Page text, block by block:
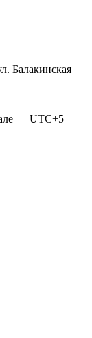
Балакинская
— UTC+5